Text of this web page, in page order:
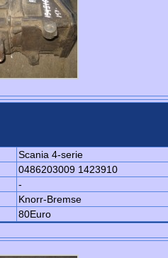
Scania 4-serie
0486203009 1423910
-
Knorr-Bremse
80Euro